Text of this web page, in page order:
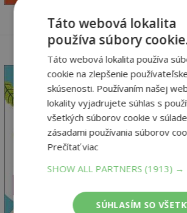
€
Moje prvé
bludiská
Táto webová lokalita
používa súbory
Táto webová lokalita používa
cookie na zlepšenie
skúsenosti. Používaním našej
lokality vyjadrujete súhlas s
všetkých súborov cookie v
zásadami používania súborov
Prečítať viac
SHOW ALL PARTNERS (1913) →
SÚHLASÍM SO